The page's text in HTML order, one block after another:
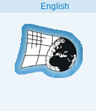
English